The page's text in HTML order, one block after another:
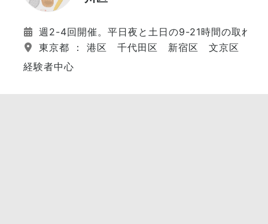
週2-4回開催。平日夜と土日の9-21時間の取れた
東京都 ： 港区 千代田区 新宿区 文京区 江
経験者中心